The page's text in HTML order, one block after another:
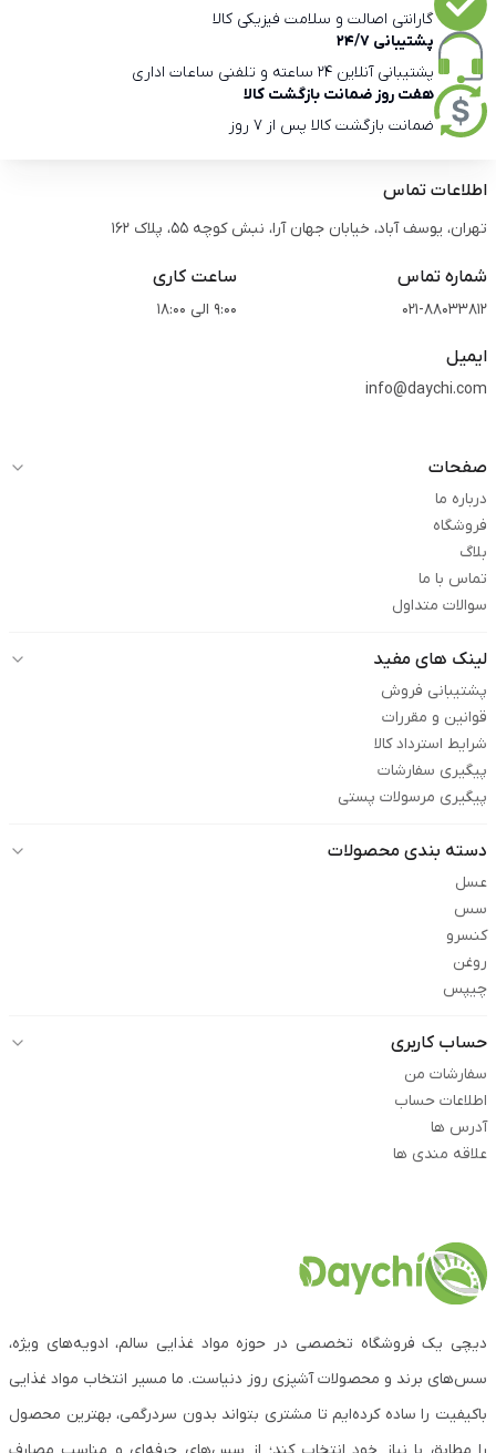
گارانتی اصالت و سلامت فیزیکی کالا
پشتیبانی 24/7
پشتیبانی آنلاین 24 ساعته و تلفنی ساعات اداری
هفت روز ضمانت بازگشت کالا
ضمانت بازگشت کالا پس از 7 روز
اطلاعات تماس
تهران، یوسف آباد، خیابان جهان آرا، نبش کوچه 55، پلاک 162
شماره تماس
021-88033812
ساعت کاری
9:00 الی 18:00
ایمیل
info@daychi.com
صفحات
درباره ما
فروشگاه
بلاگ
تماس با ما
سوالات متداول
لینک های مفید
پشتیبانی فروش
قوانین و مقررات
شرایط استرداد کالا
پیگیری سفارشات
پیگیری مرسولات پستی
دسته بندی محصولات
عسل
سس
کنسرو
روغن
چیپس
حساب کاربری
سفارشات من
اطلاعات حساب
آدرس ها
علاقه مندی ها
دیچی یک فروشگاه تخصصی در حوزه مواد غذایی سالم، ادویه‌های ویژه،
سس‌های برند و محصولات آشپزی روز دنیاست. ما مسیر انتخاب مواد غذایی
باکیفیت را ساده کرده‌ایم تا مشتری بتواند بدون سردرگمی، بهترین محصول